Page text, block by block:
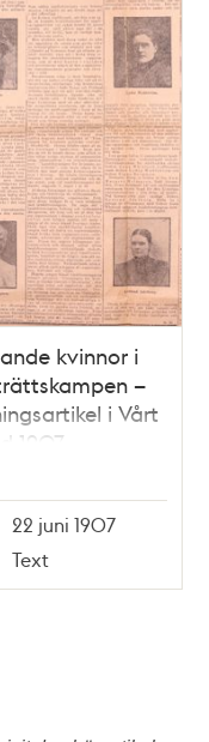
kvinnor i
–
i Vårt
1907
22 juni 1907
Text